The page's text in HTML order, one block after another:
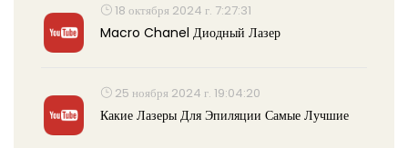
18 октября 2024 г. 7:27:31
Macro Chanel Диодный Лазер
25 ноября 2024 г. 19:04:20
Какие Лазеры Для Эпиляции Самые Лучшие